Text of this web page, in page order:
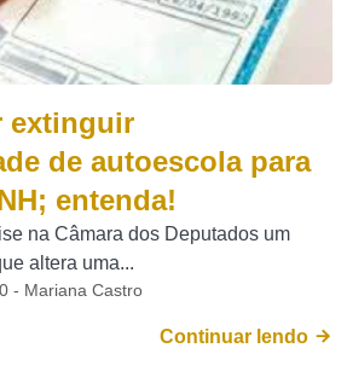
extinguir
de autoescola para
entenda!
na Câmara dos Deputados um
altera uma...
- Mariana Castro
Continuar lendo